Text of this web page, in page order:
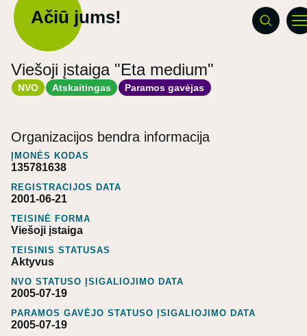
Ačiū jums!
Viešoji įstaiga "Eta medium"
NVO Atskaitingas Paramos gavėjas
Organizacijos bendra informacija
ĮMONĖS KODAS
135781638
REGISTRACIJOS DATA
2001-06-21
TEISINĖ FORMA
Viešoji įstaiga
TEISINIS STATUSAS
Aktyvus
NVO STATUSO ĮSIGALIOJIMO DATA
2005-07-19
PARAMOS GAVĖJO STATUSO ĮSIGALIOJIMO DATA
2005-07-19